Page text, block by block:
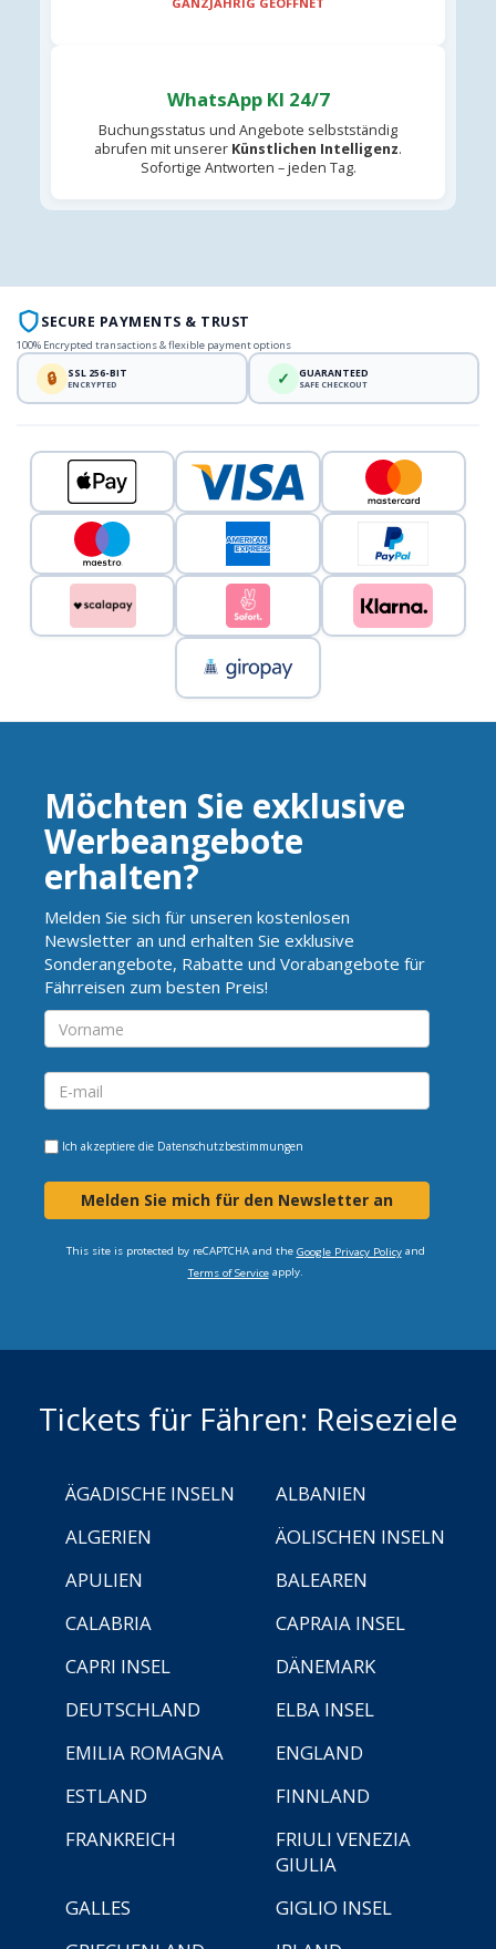
WhatsApp KI 24/7
Buchungsstatus und Angebote selbstständig
abrufen mit unserer Künstlichen Intelligenz.
Sofortige Antworten – jeden Tag.
SECURE PAYMENTS & TRUST
100% Encrypted transactions & flexible payment options
🔒 SSL 256-BIT
ENCRYPTED ✓ GUARANTEED
SAFE CHECKOUT
Möchten Sie exklusive
Werbeangebote
erhalten?
Melden Sie sich für unseren kostenlosen
Newsletter an und erhalten Sie exklusive
Sonderangebote, Rabatte und Vorabangebote für
Fährreisen zum besten Preis!
Ich akzeptiere die Datenschutzbestimmungen
Melden Sie mich für den Newsletter an
This site is protected by reCAPTCHA and the Google Privacy Policyand
Terms of Serviceapply.
Tickets für Fähren: Reiseziele
ÄGADISCHE INSELN
ALBANIEN
ALGERIEN
ÄOLISCHEN INSELN
APULIEN
BALEAREN
CALABRIA
CAPRAIA INSEL
CAPRI INSEL
DÄNEMARK
DEUTSCHLAND
ELBA INSEL
EMILIA ROMAGNA
ENGLAND
ESTLAND
FINNLAND
FRANKREICH
FRIULI VENEZIA
GIULIA
GALLES
GIGLIO INSEL